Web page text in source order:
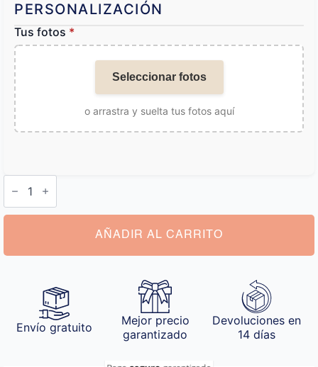
PERSONALIZACIÓN
Tus fotos *
Seleccionar fotos
o arrastra y suelta tus fotos aquí
Calzoncillos
con
Cara
de
AÑADIR AL CARRITO
Envío gratuito
Mejor precio
garantizado
Devoluciones en
14 días